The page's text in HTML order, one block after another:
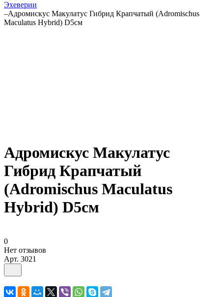
Эхеверии
–Адромискус Макулатус Гибрид Крапчатый (Adromischus
Maculatus Hybrid) D5см
Адромискус Макулатус
Гибрид Крапчатый
(Adromischus Maculatus
Hybrid) D5см
0
Нет отзывов
Арт. 3021